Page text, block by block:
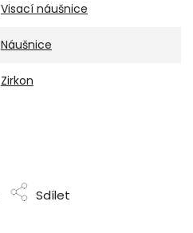
Visací náušnice
Náušnice
Zirkon
Sdílet